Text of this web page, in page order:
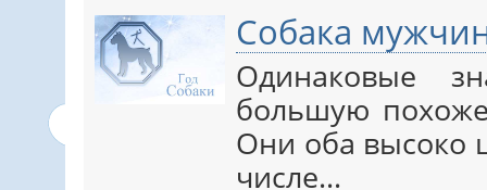
Собака
Одинаковые
большую
Они оба высоко
числе…